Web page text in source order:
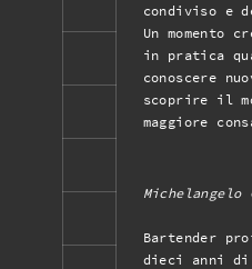
condiviso e
Un momento
in pratica
conoscere
scoprire il
maggiore
Michelangelo
Bartender
dieci anni di